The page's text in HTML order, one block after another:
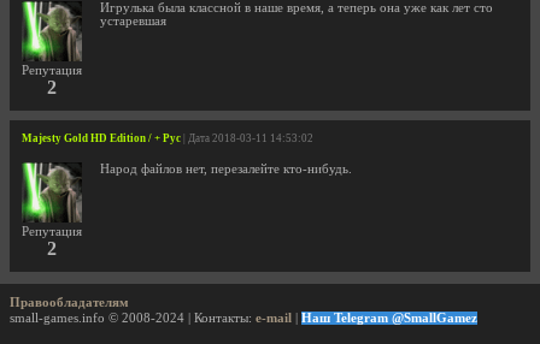
Репутация
2
Игрулька была классной в наше время, а теперь она уже как лет сто
устаревшая
Majesty Gold HD Edition / + Рус | Дата 2018-03-11 14:53:02
Репутация
2
Народ файлов нет, перезалейте кто-нибудь.
Правообладателям
small-games.info © 2008-2024 | Контакты: e-mail Наш Telegram @SmallGamez